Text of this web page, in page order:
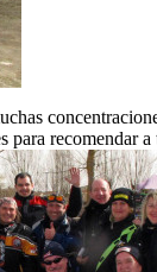
para